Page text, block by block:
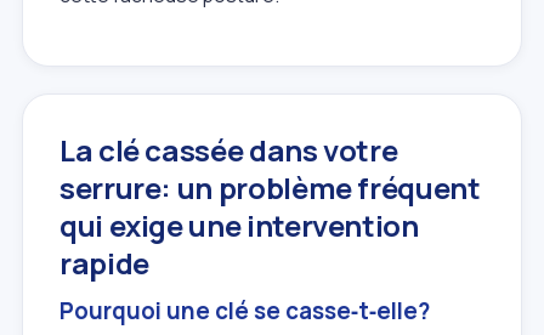
La clé cassée dans votre
serrure: un problème fréquent
qui exige une intervention
rapide
Pourquoi une clé se casse‑t‑elle?